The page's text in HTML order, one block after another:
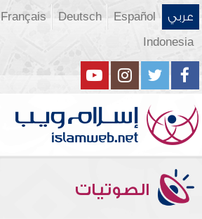
عربي Español
Deutsch
Français
Indonesia
الصوتيات